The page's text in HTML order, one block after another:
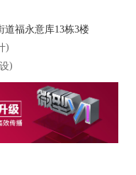
福永意库13栋3楼
)
)